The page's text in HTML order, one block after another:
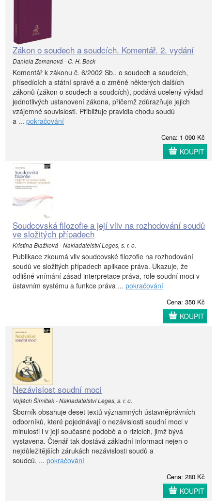
Zákon o soudech a soudcích. Komentář. 2. vydání
Daniela Zemanová - C. H. Beck
Komentář k zákonu č. 6/2002 Sb., o soudech a soudcích,
přísedících a státní správě a o změně některých dalších
zákonů (zákon o soudech a soudcích), podává ucelený výklad
jednotlivých ustanovení zákona, přičemž zdůrazňuje jejich
vzájemné souvislosti. Přibližuje pravidla chodu soudů
a ... pokračování
Cena: 1 090 Kč
KOUPIT
Soudcovská filozofie a její vliv na rozhodování soudů
ve složitých případech
Kristina Blažková - Nakladatelství Leges, s. r. o.
Publikace zkoumá vliv soudcovské filozofie na rozhodování
soudů ve složitých případech aplikace práva. Ukazuje, že
odlišné vnímání zásad interpretace práva, role soudní moci v
ústavním systému a funkce práva ... pokračování
Cena: 350 Kč
KOUPIT
Nezávislost soudní moci
Vojtěch Šimíček - Nakladatelství Leges, s. r. o.
Sborník obsahuje deset textů významných ústavněprávních
odborníků, které pojednávají o nezávislosti soudní moci v
minulosti i v její současné podobě a o rizicích, jimž bývá
vystavena. Čtenář tak dostává základní informaci nejen o
nejdůležitějších zárukách nezávislosti soudů a
soudců, ... pokračování
Cena: 280 Kč
KOUPIT